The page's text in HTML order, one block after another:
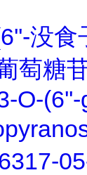
没食
萄糖
O-